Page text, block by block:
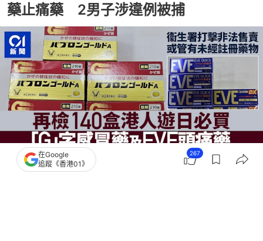
藥止痛藥 2男子涉違例被捕
在Google
追蹤《香港01》
267